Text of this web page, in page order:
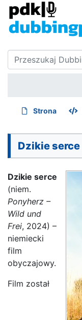
Strona
Dzikie serce
Dzikie serce
(niem.
Ponyherz –
Wild und
Frei, 2024) –
niemiecki
film
obyczajowy.
Film został